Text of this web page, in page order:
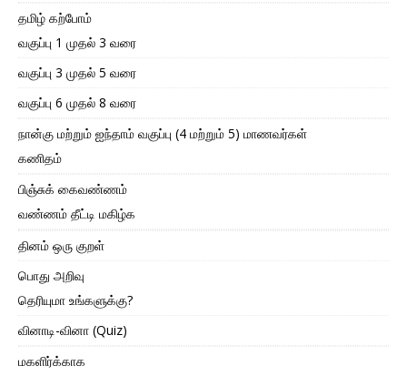
தமிழ் கற்போம்
வகுப்பு 1 முதல் 3 வரை
வகுப்பு 3 முதல் 5 வரை
வகுப்பு 6 முதல் 8 வரை
நான்கு மற்றும் ஐந்தாம் வகுப்பு (4 மற்றும் 5) மாணவர்கள்
கணிதம்
பிஞ்சுக் கைவண்ணம்
வண்ணம் தீட்டி மகிழ்க
தினம் ஒரு குறள்
பொது அறிவு
தெரியுமா உங்களுக்கு?
வினாடி-வினா (Quiz)
மகளிர்க்காக